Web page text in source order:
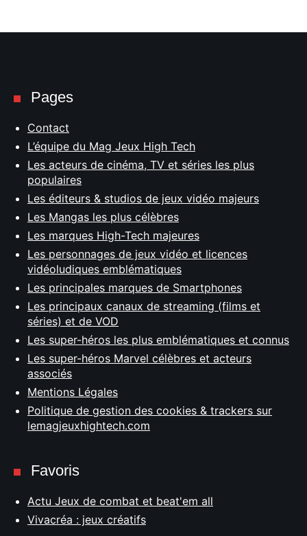
Pages
Contact
L’équipe du Mag Jeux High Tech
Les acteurs de cinéma, TV et séries les plus
populaires
Les éditeurs & studios de jeux vidéo majeurs
Les Mangas les plus célèbres
Les marques High-Tech majeures
Les personnages de jeux vidéo et licences
vidéoludiques emblématiques
Les principales marques de Smartphones
Les principaux canaux de streaming (films et
séries) et de VOD
Les super-héros les plus emblématiques et connus
Les super-héros Marvel célèbres et acteurs
associés
Mentions Légales
Politique de gestion des cookies & trackers sur
lemagjeuxhightech.com
Favoris
Actu Jeux de combat et beat'em all
Vivacréa : jeux créatifs